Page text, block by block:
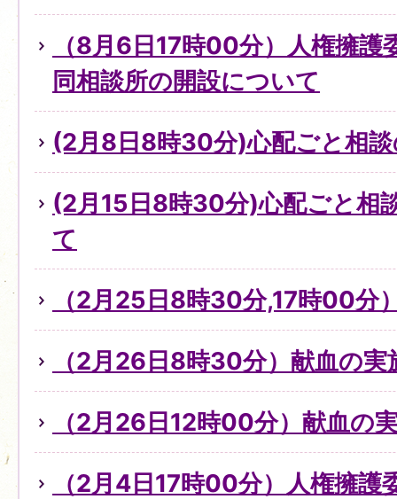
（8月6日17時00分）人権擁護
同相談所の開設について
(2月8日8時30分)心配ごと相
(2月15日8時30分)心配ごと相
て
（2月25日8時30分,17時00分
（2月26日8時30分）献血の
（2月26日12時00分）献血の
（2月4日17時00分）人権擁護